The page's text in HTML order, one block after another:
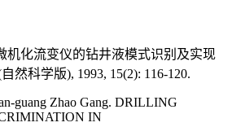
机化流变仪的钻井液模式识别及实现
然科学版), 1993, 15(2): 116-120.
guang Zhao Gang. DRILLING
IN